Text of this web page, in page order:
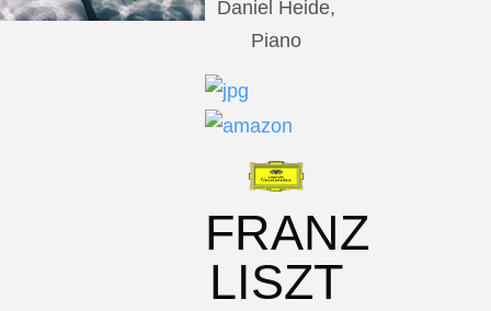
Daniel Heide,
Piano
FRANZ
LISZT